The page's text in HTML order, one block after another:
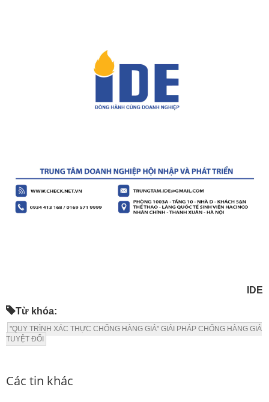
IDE
Từ khóa:
"QUY TRÌNH XÁC THỰC CHỐNG HÀNG GIẢ" GIẢI PHÁP CHỐNG HÀNG GIẢ
TUYỆT ĐỐI
Các tin khác